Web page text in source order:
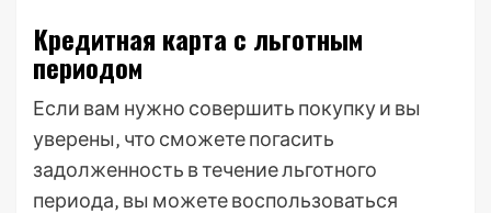
Кредитная карта с льготным
периодом
Если вам нужно совершить покупку и вы
уверены‚ что сможете погасить
задолженность в течение льготного
периода‚ вы можете воспользоваться